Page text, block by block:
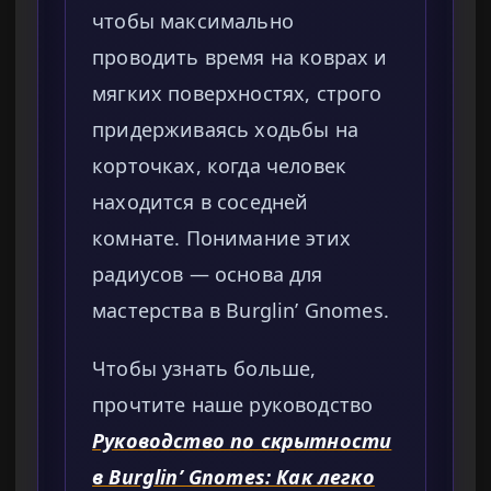
чтобы максимально
проводить время на коврах и
мягких поверхностях, строго
придерживаясь ходьбы на
корточках, когда человек
находится в соседней
комнате. Понимание этих
радиусов — основа для
мастерства в Burglin’ Gnomes.
Чтобы узнать больше,
прочтите наше руководство
Руководство по скрытности
в Burglin’ Gnomes: Как легко